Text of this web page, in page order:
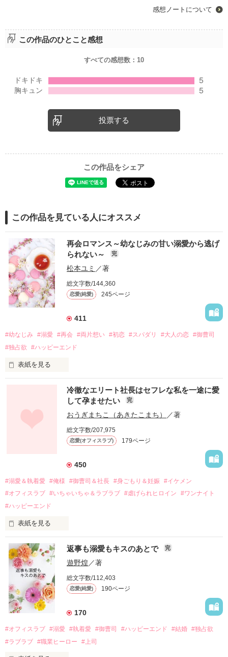
感想ノートについて
この作品のひとこと感想
すべての感想数： 10
投票する
この作品をシェア
この作品を見ている人にオススメ
再会ロマンス～幼なじみの甘い溺愛から逃げ
られない～
完
松本ユミ ／著
総文字数/144,360
恋愛(純愛) 245ページ
411
#幼なじみ #溺愛 #再会 #両片想い #初恋 #スパダリ #大人の恋 #御曹司
#独占欲
#ハッピーエンド
表紙を見る
幼なじみの哲平に淡い恋心を抱いていた美桜。
しかし、ある出来事をきっかけに二人の関係は壊れてしまう。
関係修復もできないまま、美桜は両親の離婚によって
引っ越すことになり、哲平とも離れ離れになった。
それから約十二年後。
過去の傷から、二度と会いたくないと思っていた哲平に
運命のような再会を果たす。
酔った勢いで一夜を共にしてしまった。
さらに、美桜が初めてだと知った哲平は
『責任をとる、結婚しよう』と真っ直ぐに告げてきた。
戸惑う美桜とは裏腹に、好きという気持ちを隠すことなく
甘やかしてくる。
そんなある日、哲平は美桜がストーカー被害に
遭っていることを知る。
美桜を守るため、哲平は同居を提案してきて――。
夏木美桜(なつきみお)
鳴海哲平 (なるみてっぺい)
冷徹なエリート社長はセフレな私を一途に愛
して孕ませたい
完
おうぎまちこ（あきたこまち） ／著
総文字数/207,975
恋愛(オフィスラブ) 179ページ
450
#溺愛＆執着愛 #俺様 #御曹司＆社長 #身ごもり＆妊娠 #イケメン
#オフィスラブ #いちゃいちゃ＆ラブラブ #虐げられヒロイン
#ワンナイト
#ハッピーエンド
表紙を見る
おかしな噂を流されて前の職場でうまくいかなかった梅田美
桜は、海外で傷心旅行をしていたところ、日本人美青年と出会
い、酒の勢いもあり一夜限りの関係となる。
帰国後、美桜は新しい職場でワンナイトした美青年と再会。
なんと彼の正体は、とある財閥御曹司にも関わらず、一族を離
れて起業した新進気鋭の実業家、社内でも冷徹だと評判な社長
――御影恭司その人だったのだ――！
なぜか恭司から飼い猫の世話係を命じられた美桜は、猫の世
の関係となってしまい――？
返事も溺愛もキスのあとで 完
遊野煌／著
総文字数/112,403
恋愛(純愛) 190ページ
170
#オフィスラブ #溺愛 #執着愛 #御曹司 #ハッピーエンド #結婚 #独占欲
#ラブラブ #職業ヒーロー #上司